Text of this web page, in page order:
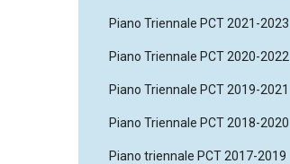
Piano Triennale PCT 2021-2023
Piano Triennale PCT 2020-2022
Piano Triennale PCT 2019-2021
Piano Triennale PCT 2018-2020
Piano triennale PCT 2017-2019